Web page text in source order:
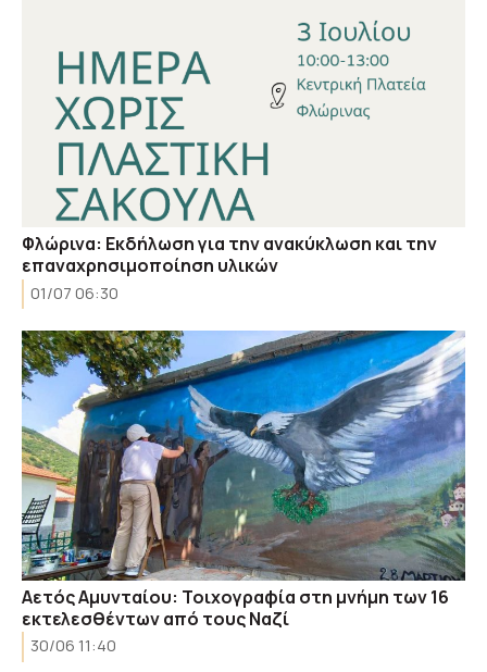
Φλώρινα: Εκδήλωση για την ανακύκλωση και την
επαναχρησιμοποίηση υλικών
01/07 06:30
Αετός Αμυνταίου: Τοιχογραφία στη μνήμη των 16
εκτελεσθέντων από τους Ναζί
30/06 11:40